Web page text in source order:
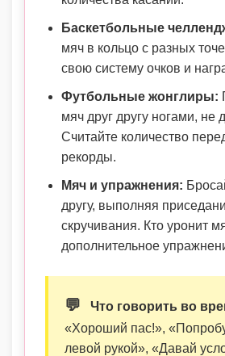
Баскетбольные
мяч в кольцо с разных
свою систему очков и
Футбольные жонглиры:
мяч друг другу ногами, не
Считайте количество
рекорды.
Мяч и упражнения:
другу, выполняя
скручивания. Кто уронит
дополнительное
💬
Что говорить во
«Хороший пас!»,
левой рукой», «Давай